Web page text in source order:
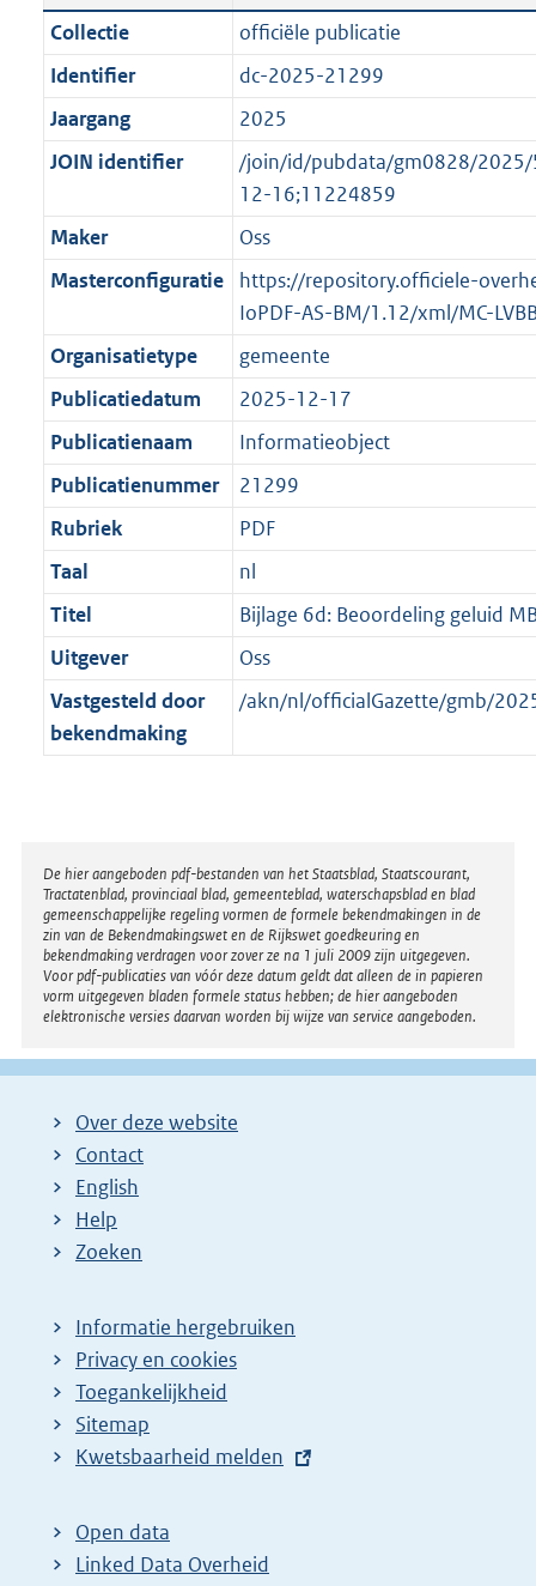
i
c
a
t
i
i
n
f
r
m
a
a
t
t
t
e
:
o
b
e
k
n
d
a
n
d
g
r
o
t
t
e
:
1
K
b
Collectie
officiële publicatie
Identifier
dc-2025-21299
Jaargang
2025
JOIN identifier
/join/id/pubdata/gm0828/
12-16;11224859
Maker
Oss
Masterconfiguratie
https://repository.officiele-
IoPDF-AS-BM/1.12/xml/MC-
Organisatietype
gemeente
Publicatiedatum
2025-12-17
Publicatienaam
Informatieobject
Publicatienummer
21299
Rubriek
PDF
Taal
nl
Titel
Bijlage 6d: Beoordeling geluid
Uitgever
Oss
Vastgesteld door
bekendmaking
/akn/nl/officialGazette/gmb/
Disclaimer
De hier aangeboden pdf-bestanden van het Staatsblad, Staatscourant,
Tractatenblad, provinciaal blad, gemeenteblad, waterschapsblad en blad
gemeenschappelijke regeling vormen de formele bekendmakingen in de
zin van de Bekendmakingswet en de Rijkswet goedkeuring en
bekendmaking verdragen voor zover ze na 1 juli 2009 zijn uitgegeven.
Voor pdf-publicaties van vóór deze datum geldt dat alleen de in papieren
vorm uitgegeven bladen formele status hebben; de hier aangeboden
elektronische versies daarvan worden bij wijze van service aangeboden.
Over deze website
Contact
English
Help
Zoeken
Informatie hergebruiken
Privacy en cookies
Toegankelijkheid
Sitemap
E
t
e
Kwetsbaarheid melden
Open data
Linked Data Overheid